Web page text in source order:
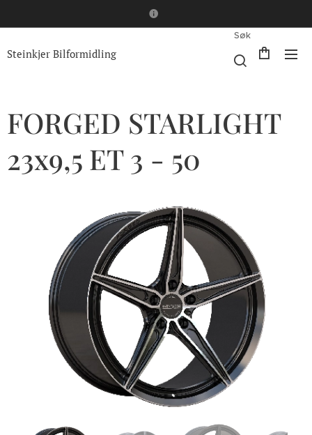
Steinkjer Bilformidling
Søk
FORGED STARLIGHT
23x9,5 ET 3 - 50